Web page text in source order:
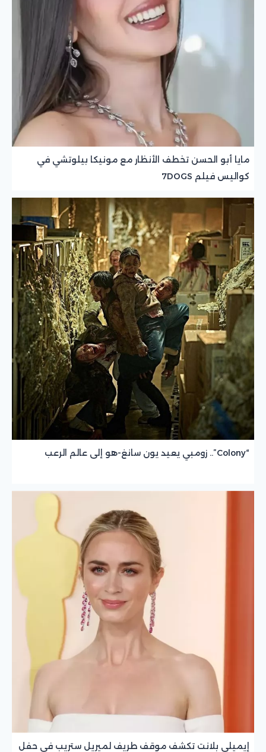
مايا أبو الحسن تخطف الأنظار مع مونيكا بيلوتشي في
كواليس فيلم 7DOGS
“Colony”.. زومبي يعيد يون سانغ-هو إلى عالم الرعب
إيميلي بلانت تكشف موقف طريف لميريل ستريب في حفل